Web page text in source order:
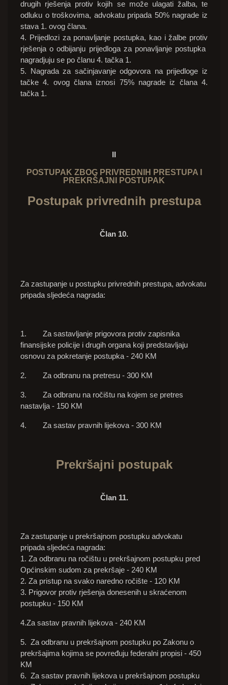
drugih rješenja protiv kojih se može ulagati žalba, te
odluku o troškovima, advokatu pripada 50% nagrade iz
stava 1. ovog člana.
4. Prijedlozi za ponavljanje postupka, kao i žalbe protiv
rješenja o odbijanju prijedloga za ponavljanje postupka
nagradjuju se po članu 4. tačka 1.
5. Nagrada za sačinjavanje odgovora na prijedloge iz
tačke 4. ovog člana iznosi 75% nagrade iz člana 4.
tačka 1.
II
POSTUPAK ZBOG PRIVREDNIH PRESTUPA I
PREKRŠAJNI POSTUPAK
Postupak privrednih prestupa
Član 10.
Za zastupanje u postupku privrednih prestupa, advokatu
pripada sljedeća nagrada:
1. Za sastavljanje prigovora protiv zapisnika
finansijske policije i drugih organa koji predstavljaju
osnovu za pokretanje postupka - 240 KM
2. Za odbranu na pretresu - 300 KM
3. Za odbranu na ročištu na kojem se pretres
nastavlja - 150 KM
4. Za sastav pravnih lijekova - 300 KM
Prekršajni postupak
Član 11.
Za zastupanje u prekršajnom postupku advokatu
pripada sljedeća nagrada:
1. Za odbranu na ročištu u prekršajnom postupku pred
Općinskim sudom za prekršaje - 240 KM
2. Za pristup na svako naredno ročište - 120 KM
3. Prigovor protiv rješenja donesenih u skraćenom
postupku - 150 KM
4.Za sastav pravnih lijekova - 240 KM
5. Za odbranu u prekršajnom postupku po Zakonu o
prekršajima kojima se povređuju federalni propisi - 450
KM
6. Za sastav pravnih lijekova u prekršajnom postupku